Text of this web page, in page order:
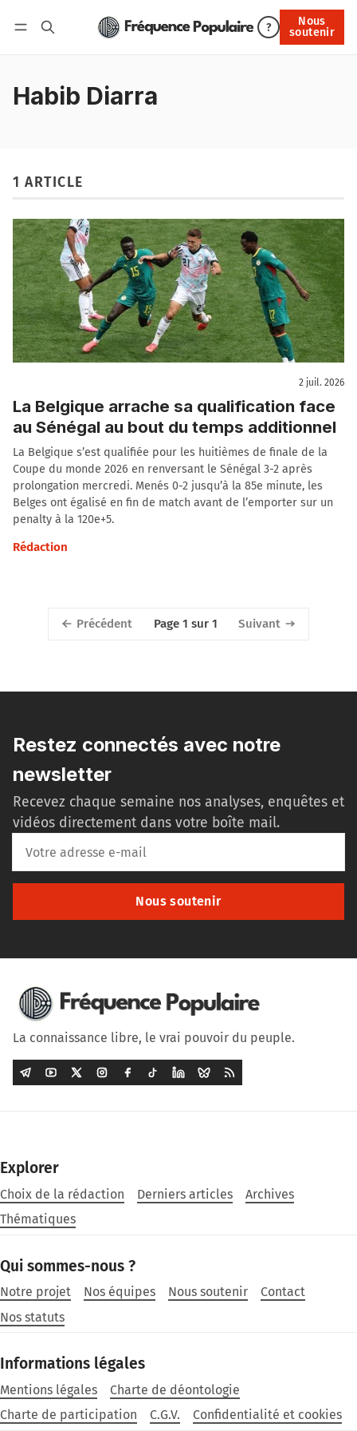
?
Nous
soutenir
Nous soutenir
Habib Diarra
1 ARTICLE
2 juil. 2026
La Belgique arrache sa qualification face
au Sénégal au bout du temps additionnel
La Belgique s’est qualifiée pour les huitièmes de finale de la
Coupe du monde 2026 en renversant le Sénégal 3-2 après
prolongation mercredi. Menés 0-2 jusqu’à la 85e minute, les
Belges ont égalisé en fin de match avant de l’emporter sur un
penalty à la 120e+5.
Rédaction
Précédent Page 1 sur 1 Suivant
Restez connectés avec notre
newsletter
Recevez chaque semaine nos analyses, enquêtes et
vidéos directement dans votre boîte mail.
Nous soutenir
La connaissance libre, le vrai pouvoir du peuple.
Explorer
Choix de la rédaction Derniers articles
Archives
Thématiques
Qui sommes-nous ?
Notre projet Nos équipes Nous soutenir
Contact
Nos statuts
Informations légales
Mentions légales
Charte de déontologie
Charte de participation
C.G.V. Confidentialité et cookies